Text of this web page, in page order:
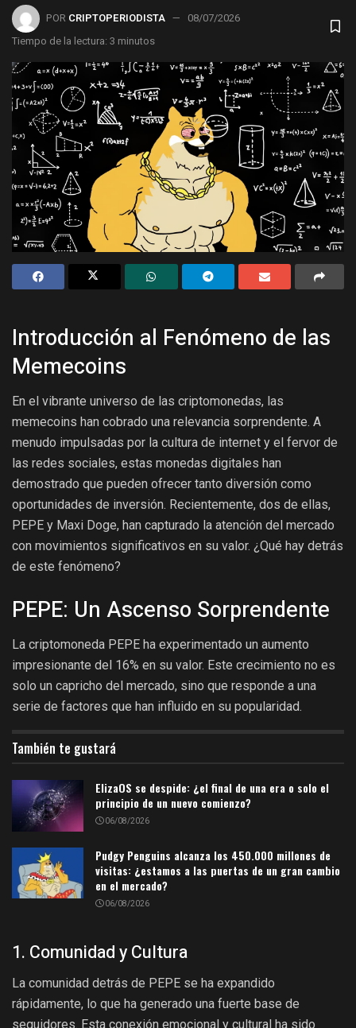
POR CRIPTOPERIODISTA
08/07/2026
Tiempo de la lectura: 3 minutos
Introducción al Fenómeno de las
Memecoins
En el vibrante universo de las criptomonedas, las
memecoins han cobrado una relevancia sorprendente. A
menudo impulsadas por la cultura de internet y el fervor de
las redes sociales, estas monedas digitales han
demostrado que pueden ofrecer tanto diversión como
oportunidades de inversión. Recientemente, dos de ellas,
PEPE y Maxi Doge, han capturado la atención del mercado
con movimientos significativos en su valor. ¿Qué hay detrás
de este fenómeno?
PEPE: Un Ascenso Sorprendente
La criptomoneda PEPE ha experimentado un aumento
impresionante del 16% en su valor. Este crecimiento no es
solo un capricho del mercado, sino que responde a una
serie de factores que han influido en su popularidad.
También te gustará
ElizaOS se despide: ¿el final de una era o solo el
principio de un nuevo comienzo?
06/08/2026
Pudgy Penguins alcanza los 450.000 millones de
visitas: ¿estamos a las puertas de un gran cambio
en el mercado?
06/08/2026
1. Comunidad y Cultura
La comunidad detrás de PEPE se ha expandido
rápidamente, lo que ha generado una fuerte base de
seguidores. Esta conexión emocional y cultural ha sido